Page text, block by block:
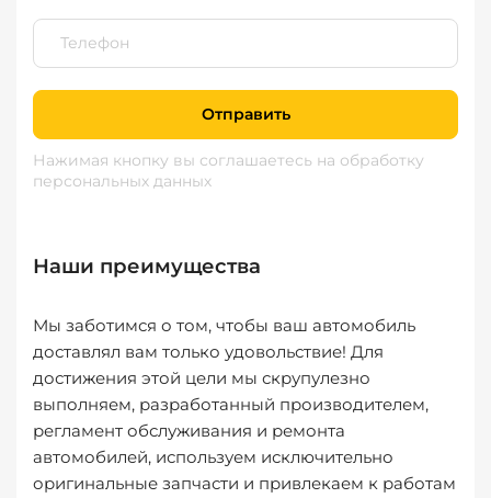
Отправить
Нажимая кнопку вы соглашаетесь на обработку
персональных данных
Наши преимущества
Мы заботимся о том, чтобы ваш автомобиль
доставлял вам только удовольствие! Для
достижения этой цели мы скрупулезно
выполняем, разработанный производителем,
регламент обслуживания и ремонта
автомобилей, используем исключительно
оригинальные запчасти и привлекаем к работам